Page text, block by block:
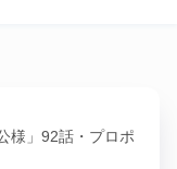
様」92話・プロポ